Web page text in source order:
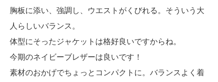
胸板に添い、強調し、ウエストがくびれる。そういう大
人らしいバランス。
体型にそったジャケットは格好良いですからね。
今期のネイビーブレザーは良いです！
素材のおかげでちょっとコンパクトに。バランスよく着